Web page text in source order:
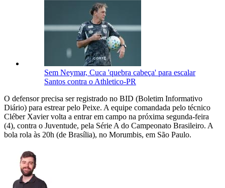
Sem Neymar, Cuca 'quebra cabeça' para escalar
Santos contra o Athletico-PR
O defensor precisa ser registrado no BID (Boletim Informativo
Diário) para estrear pelo Peixe. A equipe comandada pelo técnico
Cléber Xavier volta a entrar em campo na próxima segunda-feira
(4), contra o Juventude, pela Série A do Campeonato Brasileiro. A
bola rola às 20h (de Brasília), no Morumbis, em São Paulo.